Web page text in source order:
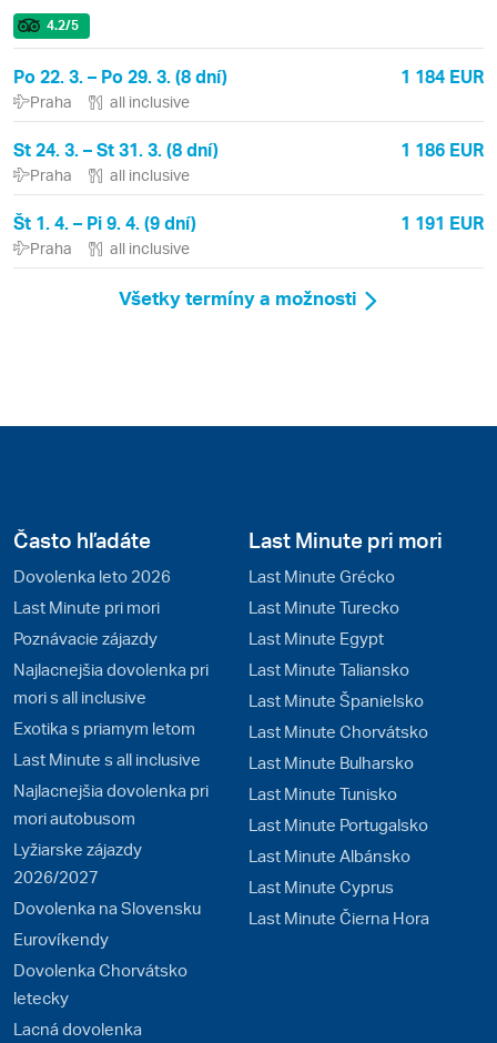
4.2/5
Po 22. 3. – Po 29. 3. (8 dní) 1 184 EUR
Praha all inclusive
St 24. 3. – St 31. 3. (8 dní) 1 186 EUR
Praha all inclusive
Št 1. 4. – Pi 9. 4. (9 dní) 1 191 EUR
Praha all inclusive
Všetky termíny a možnosti
Často hľadáte
Dovolenka leto 2026
Last Minute pri mori
Poznávacie zájazdy
Najlacnejšia dovolenka pri
mori s all inclusive
Exotika s priamym letom
Last Minute s all inclusive
Najlacnejšia dovolenka pri
mori autobusom
Lyžiarske zájazdy
2026/2027
Dovolenka na Slovensku
Eurovíkendy
Dovolenka Chorvátsko
letecky
Lacná dovolenka
Last Minute pri mori
Last Minute Grécko
Last Minute Turecko
Last Minute Egypt
Last Minute Taliansko
Last Minute Španielsko
Last Minute Chorvátsko
Last Minute Bulharsko
Last Minute Tunisko
Last Minute Portugalsko
Last Minute Albánsko
Last Minute Cyprus
Last Minute Čierna Hora